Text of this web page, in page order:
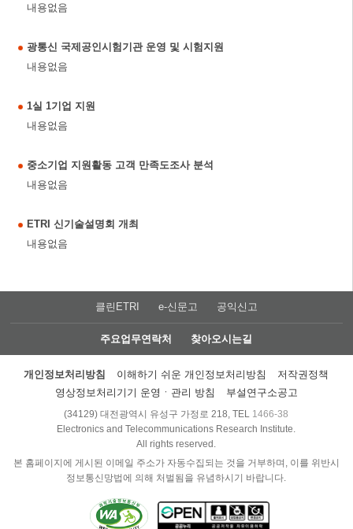
내용없음
광통신 국제공인시험기관 운영 및 시험지원
내용없음
1실 1기업 지원
내용없음
중소기업 지원활동 고객 만족도조사 분석
내용없음
ETRI 신기술설명회 개최
내용없음
클린ETRI e-신문고 공익신고
주요업무연락처 찾아오시는길
개인정보처리방침 이해하기 쉬운 개인정보처리방침
저작권정책
영상정보처리기기 운영ㆍ관리 방침
부설연구소공고
(34129) 대전광역시 유성구 가정로 218, TEL 1466-38
Electronics and Telecommunications Research Institute.
All rights reserved.
본 홈페이지에 게시된 이메일 주소가 자동수집되는 것을 거부하며, 이를 위반시
정보통신망법에 의해 처벌됨을 유념하시기 바랍니다.